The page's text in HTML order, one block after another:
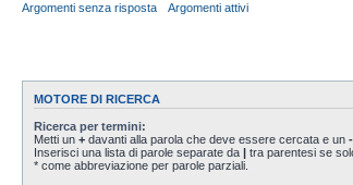
Argomenti senza risposta
Argomenti attivi
MOTORE DI RICERCA
Ricerca per termini:
Metti un + davanti alla parola che deve essere cercata e un -
Inserisci una lista di parole separate da | tra parentesi se
* come abbreviazione per parole parziali.